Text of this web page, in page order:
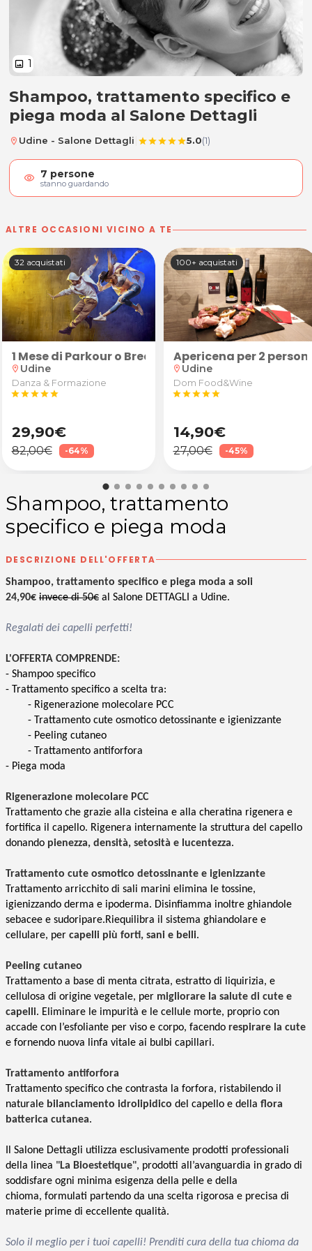
image 1
Shampoo, trattamento specifico
Shampoo, trattamento specifico e
piega moda al Salone Dettagli
location_on Udine - Salone Dettagli starstarstarstarstar5.0(1)
visibility 7 persone
stanno guardando
ALTRE OCCASIONI VICINO A TE
32 acquistati
1 Mese di Parkour o Breakdance
location_on Udine
Danza & Formazione
starstarstarstarstar
29,90€
82,00€ -64%
100+ acquistati
Apericena per 2
location_on Udine
Dom Food&Wine
starstarstarstarstar
14,90€
27,00€ -45%
Shampoo, trattamento
specifico e piega moda
DESCRIZIONE DELL'OFFERTA
Shampoo, trattamento specifico e piega moda a soli
24,90€ invece di 50€ al Salone DETTAGLI a Udine.
Regalati dei capelli perfetti!
L'OFFERTA COMPRENDE:
- Shampoo specifico
- Trattamento specifico a scelta tra:
- Rigenerazione molecolare PCC
- Trattamento cute osmotico detossinante e igienizzante
- Peeling cutaneo
- Trattamento antiforfora
- Piega moda
Rigenerazione molecolare PCC
Trattamento che grazie alla cisteina e alla cheratina rigenera e
fortifica il capello. Rigenera internamente la struttura del capello
donando pienezza, densità, setosità e lucentezza.
Trattamento cute osmotico detossinante e igienizzante
Trattamento arricchito di sali marini elimina le tossine,
igienizzando derma e ipoderma. Disinfiamma inoltre ghiandole
sebacee e sudoripare.Riequilibra il sistema ghiandolare e
cellulare, per capelli più forti, sani e belli.
Peeling cutaneo
Trattamento a base di menta citrata, estratto di liquirizia, e
cellulosa di origine vegetale, per migliorare la salute di cute e
capelli. Eliminare le impurità e le cellule morte, proprio con
accade con l’esfoliante per viso e corpo, facendo respirare la cute
e fornendo nuova linfa vitale ai bulbi capillari.
Trattamento antiforfora
Trattamento specifico che contrasta la forfora, ristabilendo il
naturale bilanciamento idrolipidico del capello e della flora
batterica cutanea.
Il Salone Dettagli utilizza esclusivamente prodotti professionali
della linea "La Bioestetique", prodotti all’avanguardia in grado di
soddisfare ogni minima esigenza della pelle e della
chioma, formulati partendo da una scelta rigorosa e precisa di
materie prime di eccellente qualità.
Solo il meglio per i tuoi capelli! Prenditi cura della tua chioma da